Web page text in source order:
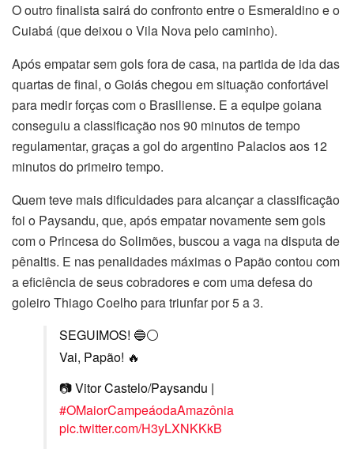
O outro finalista sairá do confronto entre o Esmeraldino e o
Cuiabá (que deixou o Vila Nova pelo caminho).
Após empatar sem gols fora de casa, na partida de ida das
quartas de final, o Goiás chegou em situação confortável
para medir forças com o Brasiliense. E a equipe goiana
conseguiu a classificação nos 90 minutos de tempo
regulamentar, graças a gol do argentino Palacios aos 12
minutos do primeiro tempo.
Quem teve mais dificuldades para alcançar a classificação
foi o Paysandu, que, após empatar novamente sem gols
com o Princesa do Solimões, buscou a vaga na disputa de
pênaltis. E nas penalidades máximas o Papão contou com
a eficiência de seus cobradores e com uma defesa do
goleiro Thiago Coelho para triunfar por 5 a 3.
SEGUIMOS! 🔵⚪️
Vai, Papão! 🔥
📷 Vitor Castelo/Paysandu |
#OMaiorCampeáodaAmazônia
pic.twitter.com/H3yLXNKKkB